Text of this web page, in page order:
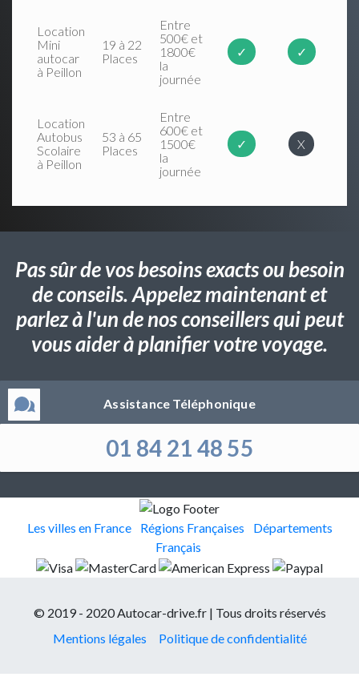
Location
Mini
autocar
à Peillon
19 à 22
Places
Entre
500€ et
1800€
la
journée
✓ ✓
Location
Autobus
Scolaire
à Peillon
53 à 65
Places
Entre
600€ et
1500€
la
journée
✓ X
Pas sûr de vos besoins exacts ou besoin
de conseils. Appelez maintenant et
parlez à l'un de nos conseillers qui peut
vous aider à planifier votre voyage.
Assistance Téléphonique
01 84 21 48 55
Les villes en France Régions Françaises
Départements
Français
© 2019 - 2020 Autocar-drive.fr | Tous droits réservés
Mentions légales
Politique de confidentialité